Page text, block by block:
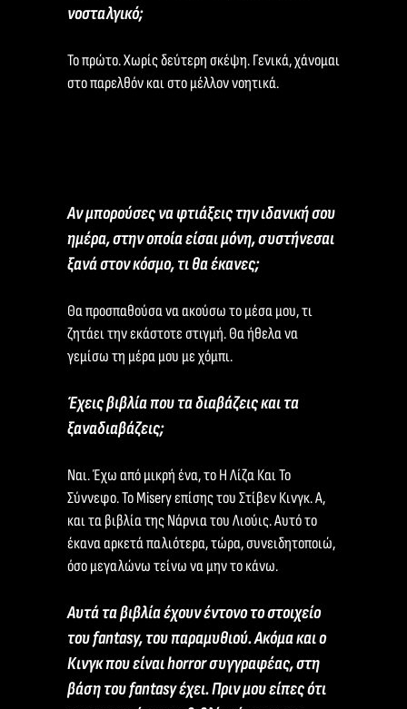
νοσταλγικό;
Το πρώτο. Χωρίς δεύτερη σκέψη. Γενικά, χάνομαι
στο παρελθόν και στο μέλλον νοητικά.
Αν μπορούσες να φτιάξεις την ιδανική σου
ημέρα, στην οποία είσαι μόνη, συστήνεσαι
ξανά στον κόσμο, τι θα έκανες;
Θα προσπαθούσα να ακούσω το μέσα μου, τι
ζητάει την εκάστοτε στιγμή. Θα ήθελα να
γεμίσω τη μέρα μου με χόμπι.
Έχεις βιβλία που τα διαβάζεις και τα
ξαναδιαβάζεις;
Ναι. Έχω από μικρή ένα, το Η Λίζα Και Το
Σύννεφο. Το Misery επίσης του Στίβεν Κινγκ. Α,
και τα βιβλία της Νάρνια του Λιούις. Αυτό το
έκανα αρκετά παλιότερα, τώρα, συνειδητοποιώ,
όσο μεγαλώνω τείνω να μην το κάνω.
Αυτά τα βιβλία έχουν έντονο το στοιχείο
του fantasy, του παραμυθιού. Ακόμα και ο
Κινγκ που είναι horror συγγραφέας, στη
βάση του fantasy έχει. Πριν μου είπες ότι